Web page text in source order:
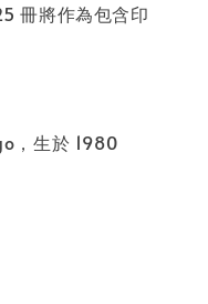
冊將作為包含印
，生於 1980